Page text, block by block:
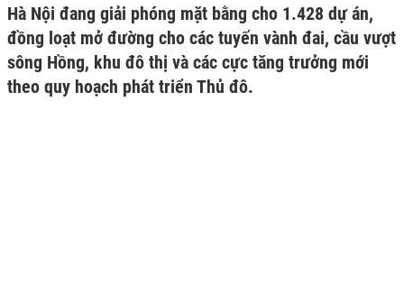
Hà Nội đang giải phóng mặt bằng cho 1.428 dự án,
đồng loạt mở đường cho các tuyến vành đai, cầu vượt
sông Hồng, khu đô thị và các cực tăng trưởng mới
theo quy hoạch phát triển Thủ đô.